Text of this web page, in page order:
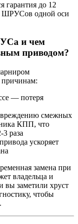
гарантия до 12
ШРУСов одной оси
и чем
приводом?
причинам:
— потеря
смежных
КПП, что
раза
ускоряет
замена при
владельца и
вы заметили хруст
чтобы